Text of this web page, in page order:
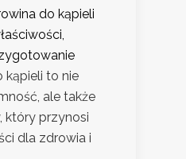
do kąpieli
kąpieli to nie
ale także
który przynosi
dla zdrowia i